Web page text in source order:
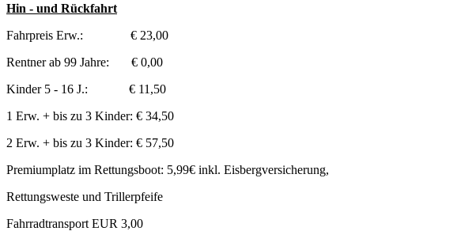
Hin - und Rückfahrt
Fahrpreis Erw.: € 23,00
Rentner ab 99 Jahre: € 0,00
Kinder 5 - 16 J.: € 11,50
1 Erw. + bis zu 3 Kinder: € 34,50
2 Erw. + bis zu 3 Kinder: € 57,50
Premiumplatz im Rettungsboot: 5,99€ inkl. Eisbergversicherung,
Rettungsweste und Trillerpfeife
Fahrradtransport EUR 3,00